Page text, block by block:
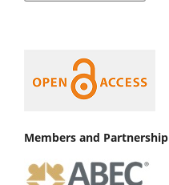
Members and Partnership